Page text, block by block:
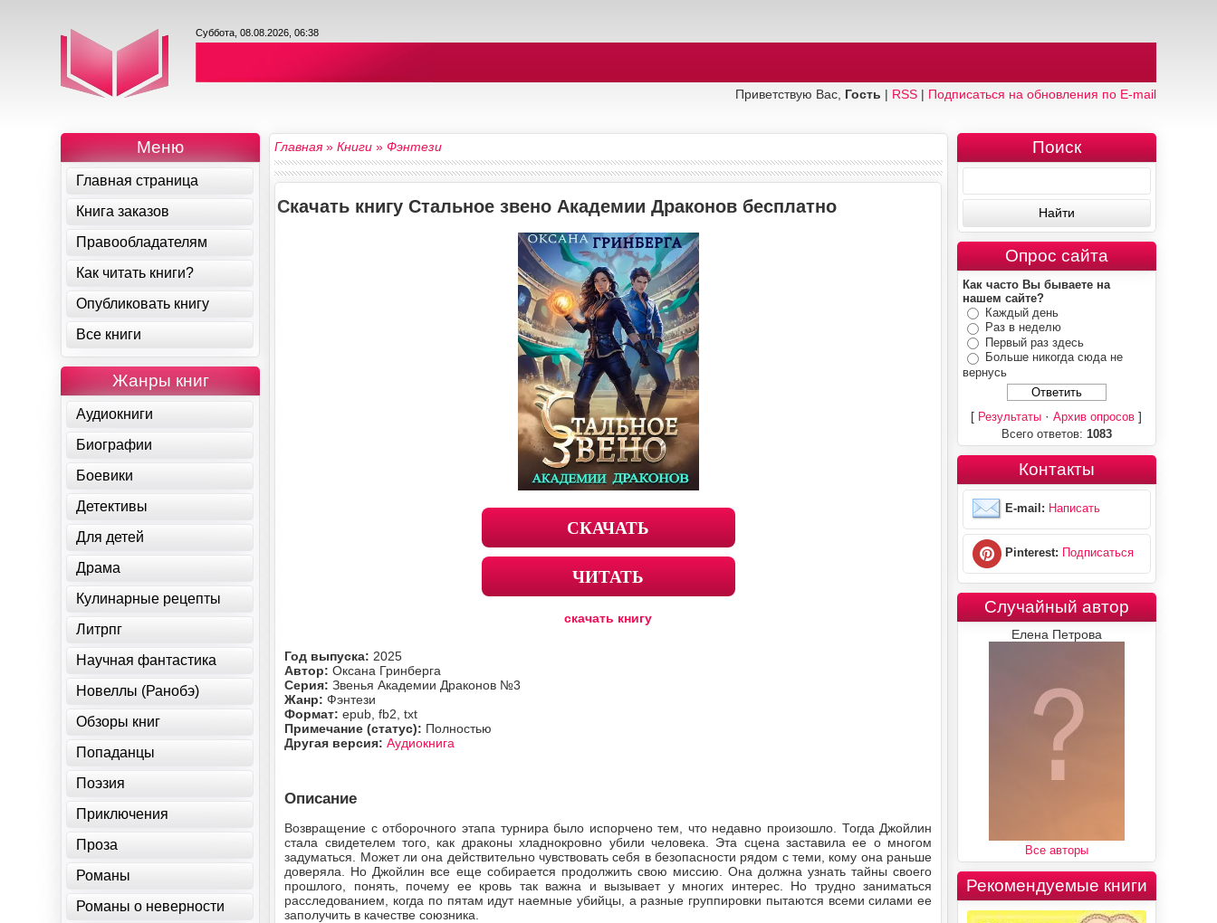
Суббота, 08.08.2026, 06:38
Приветствую Вас, Гость | RSS| Подписаться на обновления по E-mail
Главная»Книги »Фэнтези
Скачать книгу Стальное звено Академии Драконов бесплатно
СКАЧАТЬ
ЧИТАТЬ
скачать книгу
Год выпуска: 2025
Автор:Оксана Гринберга
Серия:Звенья Академии Драконов №3
Жанр:Фэнтези
Формат:epub, fb2, txt
Примечание (статус): Полностью
Другая версия:Аудиокнига
Описание
Возвращение с отборочного этапа турнира было испорчено тем, что недавно произошло. Тогда Джойлин
стала свидетелем того, как драконы хладнокровно убили человека. Эта сцена заставила ее о многом
задуматься. Может ли она действительно чувствовать себя в безопасности рядом с теми, кому она раньше
доверяла. Но Джойлин все еще собирается продолжить свою миссию. Она должна узнать тайны своего
прошлого, понять, почему ее кровь так важна и вызывает у многих интерес. Но трудно заниматься
расследованием, когда по пятам идут наемные убийцы, а разные группировки пытаются всеми силами ее
заполучить в качестве союзника.
Меню
Главная страница
Книга заказов
Правообладателям
Как читать книги?
Опубликовать книгу
Все книги
Жанры книг
Аудиокниги
Биографии
Боевики
Детективы
Для детей
Драма
Кулинарные рецепты
Литрпг
Научная фантастика
Новеллы (Ранобэ)
Обзоры книг
Попаданцы
Поэзия
Приключения
Проза
Романы
Романы о неверности
Поиск
Опрос сайта
Как часто Вы бываете на
нашем сайте?
Каждый день
Раз в неделю
Первый раз здесь
Больше никогда сюда не
вернусь
[ Результаты ·Архив опросов ]
Всего ответов: 1083
Контакты
E-mail: Написать
Pinterest: Подписаться
Случайный автор
Елена Петрова
Все авторы
Рекомендуемые книги